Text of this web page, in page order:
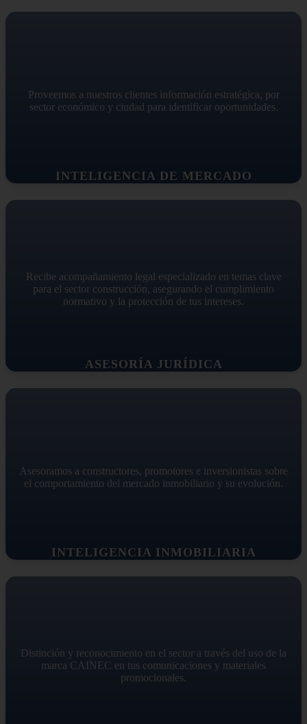
INTELIGENCIA DE MERCADO
Proveemos a nuestros clientes información estratégica, por
sector económico y ciudad para identificar oportunidades.
ASESORÍA JURÍDICA
Recibe acompañamiento legal especializado en temas clave
para el sector construcción, asegurando el cumplimiento
normativo y la protección de tus intereses.
INTELIGENCIA INMOBILIARIA
Asesoramos a constructores, promotores e inversionistas sobre
el comportamiento del mercado inmobiliario y su evolución.
Distinción y reconocimiento en el sector a través del uso de la
marca CAINEC en tus comunicaciones y materiales
promocionales.